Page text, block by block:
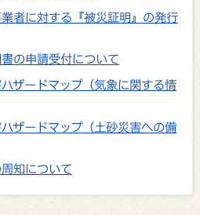
業者に対する『被災証明』の発行
の申請受付について
ザードマップ（気象に関する情
ザードマップ（土砂災害への備
知について